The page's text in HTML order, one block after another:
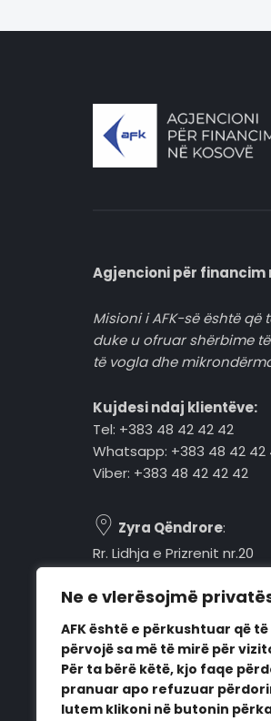
Ne e vlerësojmë
AFK është e përkushtuar që
përvojë sa më të mirë për
Për ta bërë këtë, kjo faqe
pranuar apo refuzuar
lutem klikoni në butonin
Agjencioni për financim
Misioni i AFK-së është që
duke u ofruar shërbime
të vogla dhe
Kujdesi ndaj klientëve:
Tel: +383 48 42 42 42
Whatsapp: +383 48 42 42
Viber: +383 48 42 42 42
Zyra Qëndrore:
Rr. Lidhja e Prizrenit nr.20
Pejë, 30000, Kosovë
Orari i punës:
E hënë - E premte
08:00 - 16:00